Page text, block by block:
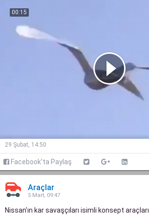
00:15
29 Şubat, 14:50
Facebook'ta Paylaş
Araçlar
5 Mart, 09:47
Nissan'ın kar savaşçıları isimli konsept araçları